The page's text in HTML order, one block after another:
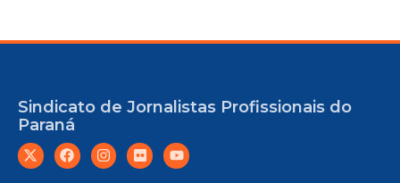
Sindicato de Jornalistas Profissionais do
Paraná